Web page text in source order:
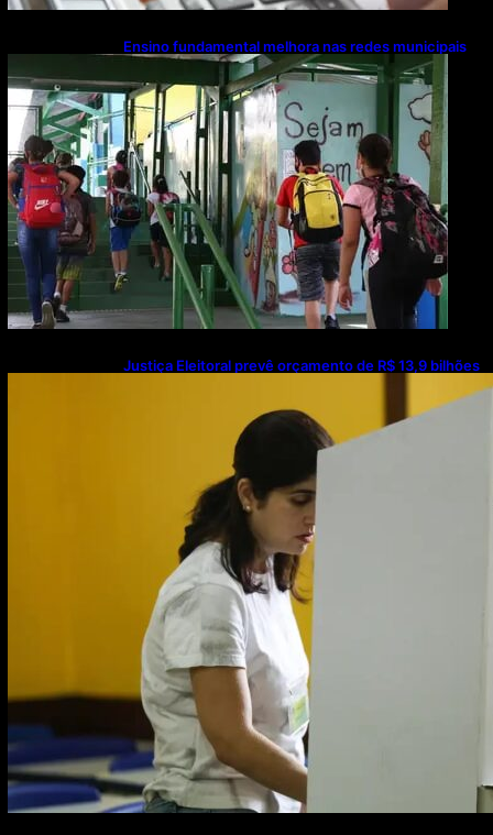
Ensino fundamental melhora nas redes municipais
Justiça Eleitoral prevê orçamento de R$ 13,9 bilhões